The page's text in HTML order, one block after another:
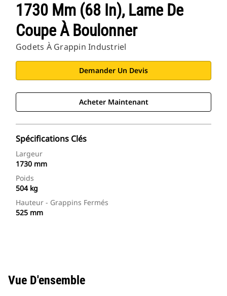
1730 Mm (68 In), Lame De
Coupe À Boulonner
Godets À Grappin Industriel
Demander Un Devis
Acheter Maintenant
Spécifications Clés
Largeur
1730 mm
Poids
504 kg
Hauteur - Grappins Fermés
525 mm
Vue D'ensemble